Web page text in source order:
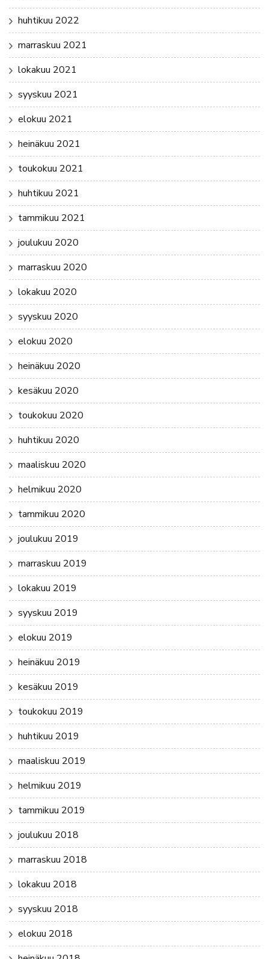
huhtikuu 2022
marraskuu 2021
lokakuu 2021
syyskuu 2021
elokuu 2021
heinäkuu 2021
toukokuu 2021
huhtikuu 2021
tammikuu 2021
joulukuu 2020
marraskuu 2020
lokakuu 2020
syyskuu 2020
elokuu 2020
heinäkuu 2020
kesäkuu 2020
toukokuu 2020
huhtikuu 2020
maaliskuu 2020
helmikuu 2020
tammikuu 2020
joulukuu 2019
marraskuu 2019
lokakuu 2019
syyskuu 2019
elokuu 2019
heinäkuu 2019
kesäkuu 2019
toukokuu 2019
huhtikuu 2019
maaliskuu 2019
helmikuu 2019
tammikuu 2019
joulukuu 2018
marraskuu 2018
lokakuu 2018
syyskuu 2018
elokuu 2018